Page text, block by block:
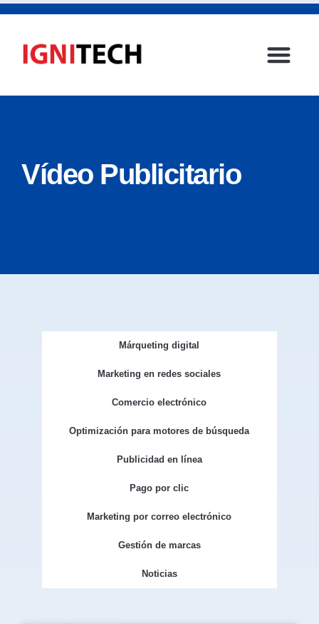
Vídeo Publicitario
Márqueting digital
Marketing en redes sociales
Comercio electrónico
Optimización para motores de búsqueda
Publicidad en línea
Pago por clic
Marketing por correo electrónico
Gestión de marcas
Noticias